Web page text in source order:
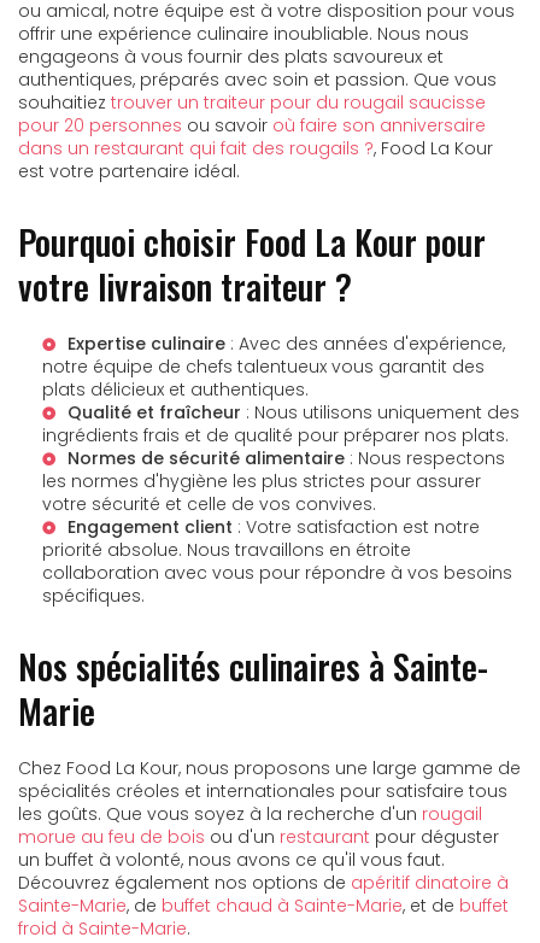
ou amical, notre équipe est à votre disposition pour vous
offrir une expérience culinaire inoubliable. Nous nous
engageons à vous fournir des plats savoureux et
authentiques, préparés avec soin et passion. Que vous
souhaitiez trouver un traiteur pour du rougail saucisse
pour 20 personnes ou savoir où faire son anniversaire
dans un restaurant qui fait des rougails ?, Food La Kour
est votre partenaire idéal.
Pourquoi choisir Food La Kour pour
votre livraison traiteur ?
Expertise culinaire : Avec des années d'expérience,
notre équipe de chefs talentueux vous garantit des
plats délicieux et authentiques.
Qualité et fraîcheur : Nous utilisons uniquement des
ingrédients frais et de qualité pour préparer nos plats.
Normes de sécurité alimentaire : Nous respectons
les normes d'hygiène les plus strictes pour assurer
votre sécurité et celle de vos convives.
Engagement client : Votre satisfaction est notre
priorité absolue. Nous travaillons en étroite
collaboration avec vous pour répondre à vos besoins
spécifiques.
Nos spécialités culinaires à Sainte-
Marie
Chez Food La Kour, nous proposons une large gamme de
spécialités créoles et internationales pour satisfaire tous
les goûts. Que vous soyez à la recherche d'un rougail
morue au feu de bois ou d'un restaurant pour déguster
un buffet à volonté, nous avons ce qu'il vous faut.
Découvrez également nos options de apéritif dinatoire à
Sainte-Marie, de buffet chaud à Sainte-Marie, et de buffet
froid à Sainte-Marie.